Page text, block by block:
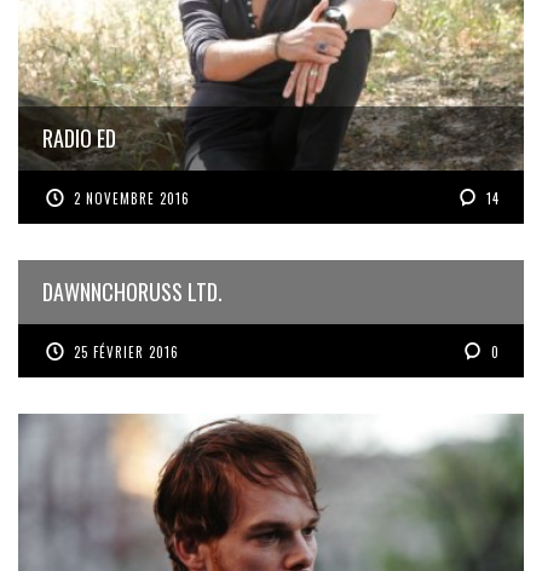
RADIO ED
2 NOVEMBRE 2016 14
DAWNNCHORUSS LTD.
25 FÉVRIER 2016 0